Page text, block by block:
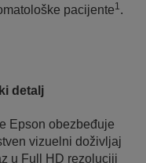
pacijente1.
detalj
Epson obezbeđuje
vizuelni doživljaj
u Full HD rezoluciji